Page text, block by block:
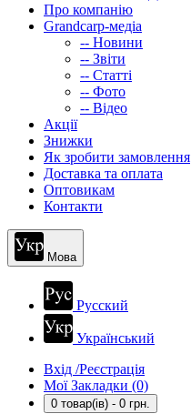
Про компанію
Grandcarp-медіа
-- Новини
-- Звіти
-- Статті
-- Фото
-- Відео
Акції
Знижки
Як зробити замовлення
Доставка та оплата
Оптовикам
Контакти
Мова
Русский
Український
Вхід /Реєстрація
Мої Закладки (0)
0 товар(ів) - 0 грн.